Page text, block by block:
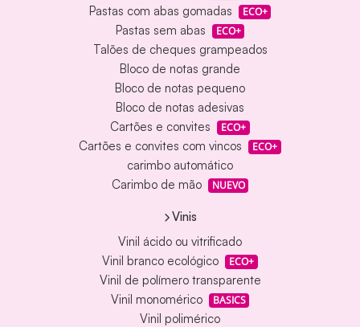
Pastas com abas gomadas ECO+
Pastas sem abas ECO+
Talões de cheques grampeados
Bloco de notas grande
Bloco de notas pequeno
Bloco de notas adesivas
Cartões e convites
ECO+
Cartões e convites com vincos ECO+
carimbo automático
Carimbo de mão
NUEVO
Vinis
Vinil ácido ou vitrificado
Vinil branco ecológico
ECO+
Vinil de polímero transparente
Vinil monomérico
BASICS
Vinil polimérico